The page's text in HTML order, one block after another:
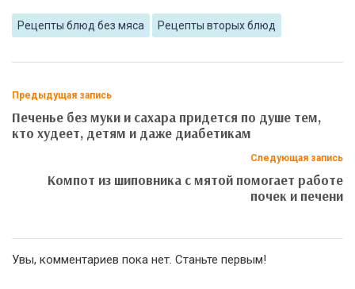
Рецепты блюд без мяса Рецепты вторых блюд
Предыдущая запись
Печенье без муки и сахара придется по душе тем,
кто худеет, детям и даже диабетикам
Следующая запись
Компот из шиповника с мятой помогает работе
почек и печени
Увы, комментариев пока нет. Станьте первым!